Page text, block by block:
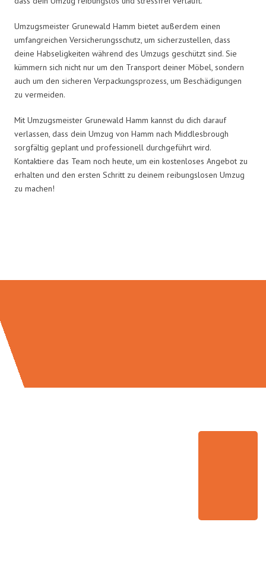
Umzugsmeister Grunewald Hamm bietet außerdem einen
umfangreichen Versicherungsschutz, um sicherzustellen, dass
deine Habseligkeiten während des Umzugs geschützt sind. Sie
kümmern sich nicht nur um den Transport deiner Möbel, sondern
auch um den sicheren Verpackungsprozess, um Beschädigungen
zu vermeiden.
Mit Umzugsmeister Grunewald Hamm kannst du dich darauf
verlassen, dass dein Umzug von Hamm nach Middlesbrough
sorgfältig geplant und professionell durchgeführt wird.
Kontaktiere das Team noch heute, um ein kostenloses Angebot zu
erhalten und den ersten Schritt zu deinem reibungslosen Umzug
zu machen!